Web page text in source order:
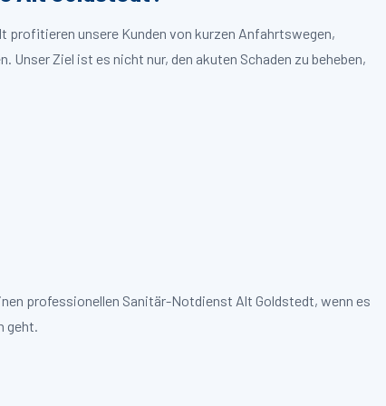
profitieren unsere Kunden von kurzen Anfahrtswegen,
Ziel ist es nicht nur, den akuten Schaden zu beheben,
professionellen Sanitär-Notdienst Alt Goldstedt, wenn es
geht.